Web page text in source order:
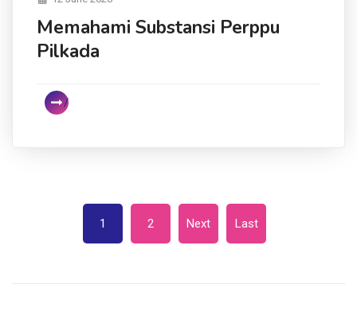
Memahami Substansi Perppu
Pilkada
1 2 Next Last